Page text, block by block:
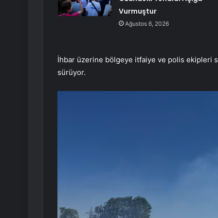
Vurmuştur
Ağustos 6, 2026
İhbar üzerine bölgeye itfaiye ve polis ekipleri
sürüyor.